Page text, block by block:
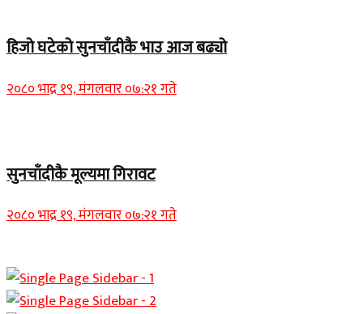
हिजो घटेको सुनचाँदीकै भाउ आज बढ्यो
२०८० भाद्र १९, मंगलवार ०७:२१ गते
सुनचाँदीकै मूल्यमा गिरावट
२०८० भाद्र १९, मंगलवार ०७:२१ गते